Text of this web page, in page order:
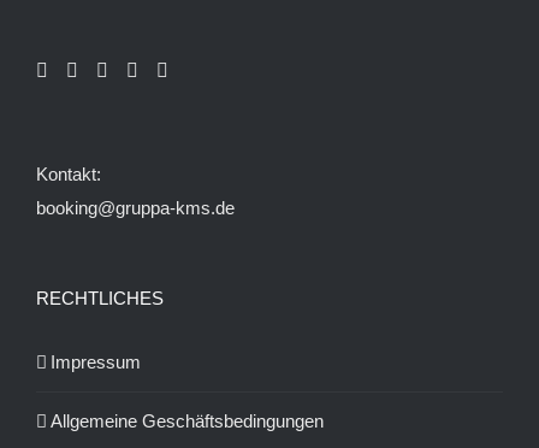
Kontakt:
booking@gruppa-kms.de
RECHTLICHES
Impressum
Allgemeine Geschäftsbedingungen